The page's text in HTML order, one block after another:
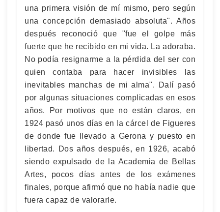
una primera visión de mí mismo, pero según
una concepción demasiado absoluta". Años
después reconoció que "fue el golpe más
fuerte que he recibido en mi vida. La adoraba.
No podía resignarme a la pérdida del ser con
quien contaba para hacer invisibles las
inevitables manchas de mi alma". Dalí pasó
por algunas situaciones complicadas en esos
años. Por motivos que no están claros, en
1924 pasó unos días en la cárcel de Figueres
de donde fue llevado a Gerona y puesto en
libertad. Dos años después, en 1926, acabó
siendo expulsado de la Academia de Bellas
Artes, pocos días antes de los exámenes
finales, porque afirmó que no había nadie que
fuera capaz de valorarle.